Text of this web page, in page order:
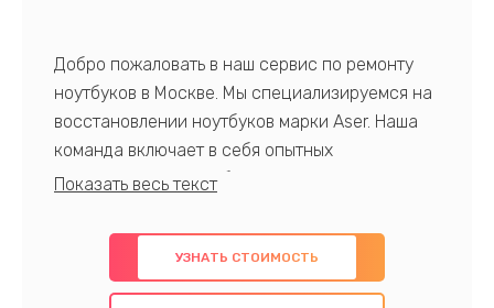
Добро пожаловать в наш сервис по ремонту
ноутбуков в Москве. Мы специализируемся на
восстановлении ноутбуков марки Aser. Наша
команда включает в себя опытных
профессионалов с обширными знаниями и
предлагаем быстрый и качественный ремонт с
использованием оригинальных компонентов, а
также гарантируем качество всех
УЗНАТЬ СТОИМОСТЬ